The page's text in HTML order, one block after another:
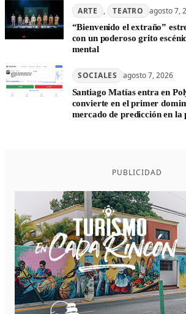
ARTE , TEATRO agosto 7,
“Bienvenido el extraño”
con un poderoso grito
mental
SOCIALES agosto 7, 2026
Santiago Matías entra en
convierte en el primer
mercado de predicción en
PUBLICIDAD